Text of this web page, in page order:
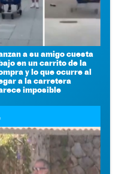
a su amigo cuesta
en un carrito de la
y lo que ocurre al
a la carretera
imposible